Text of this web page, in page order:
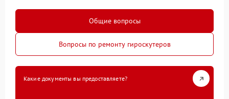
Общие вопросы
Вопросы по ремонту гироскутеров
Какие документы вы предоставляете?